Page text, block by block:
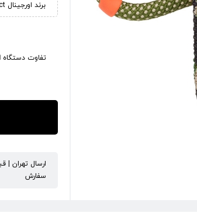
برند اورجینال JBL Original Product
تفاوت دستگاه
ارسال تهران |
سفارش